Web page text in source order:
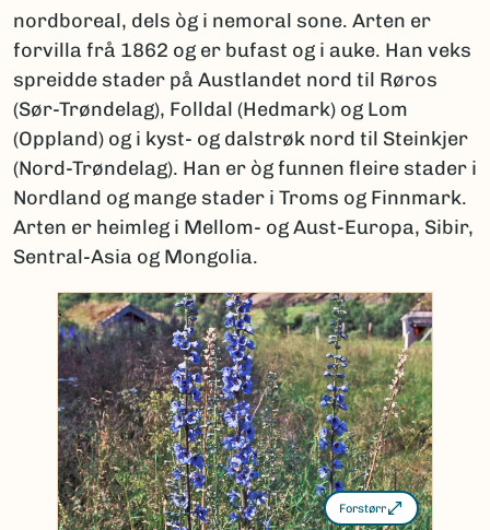
nordboreal, dels òg i nemoral sone. Arten er
forvilla frå 1862 og er bufast og i auke. Han veks
spreidde stader på Austlandet nord til Røros
(Sør-Trøndelag), Folldal (Hedmark) og Lom
(Oppland) og i kyst- og dalstrøk nord til Steinkjer
(Nord-Trøndelag). Han er òg funnen fleire stader i
Nordland og mange stader i Troms og Finnmark.
Arten er heimleg i Mellom- og Aust-Europa, Sibir,
Sentral-Asia og Mongolia.
Forstørr